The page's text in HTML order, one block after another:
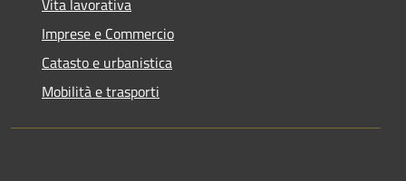
Vita lavorativa
Imprese e Commercio
Catasto e urbanistica
Mobilità e trasporti